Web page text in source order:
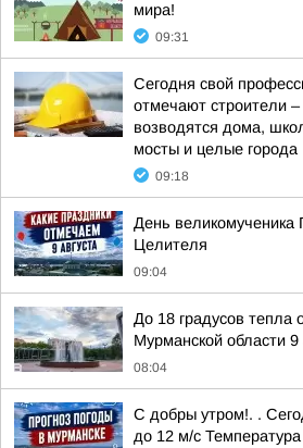
мира!
09:31
Сегодня свой
отмечают строители
возводятся дома,
мосты и целые города
09:18
День великомученика
Целителя
09:04
До 18 градусов тепла
Мурманской области 9
08:04
С добры утром!. .
до 12 м/с